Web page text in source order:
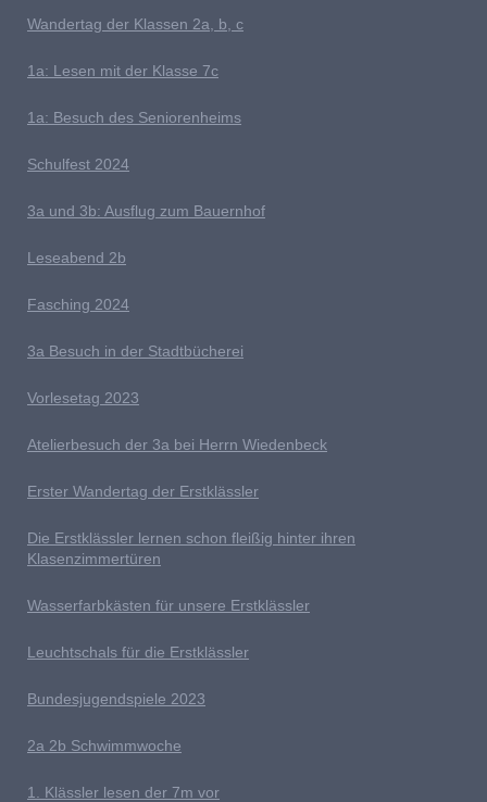
Wandertag der Klassen 2a, b, c
1a: Lesen mit der Klasse 7c
1a: Besuch des Seniorenheims
Schulfest 2024
3a und 3b: Ausflug zum Bauernhof
L eseabend 2b
Fasching 2024
3a Besuch in der Stadtbücherei
Vorlesetag 2023
Atelierbesuch der 3a bei Herrn Wiedenbeck
Erster Wandertag der Erstklässler
Die Erstklässler lernen schon fleißig hinter ihren
Klasenzimmertüren
Wasserfarbkästen für unsere Erstklässler
L euchtschals für die Erstklässler
Bundesjugendspiele 2023
2a 2b Schwimmwoche
1. Klässler lesen der 7m vor